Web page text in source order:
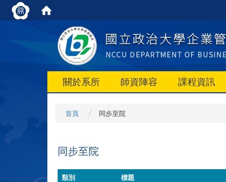
關於系所 師資陣容 課程資訊
首頁 同步至院
同步至院
類別 標題